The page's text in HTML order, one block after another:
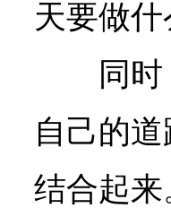
天要做
同
自己的
结合起